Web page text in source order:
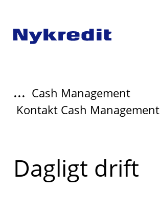
... Cash Management
Kontakt Cash Management
Read
more
Dagligt drift